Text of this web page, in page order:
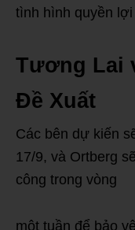
tình hình quyền
Tương Lai
Đề Xuất
Các bên dự kiến
17/9, và Ortberg
công trong vòng
một tuần để bảo